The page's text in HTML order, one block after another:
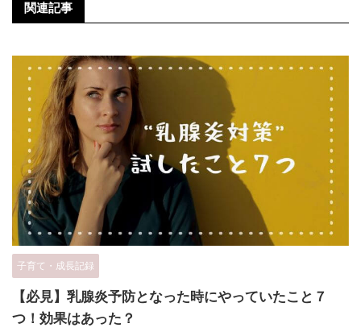
関連記事
子育て・成長記録
【必見】乳腺炎予防となった時にやっていたこと７
つ！効果はあった？